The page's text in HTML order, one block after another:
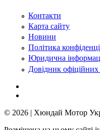
Контакти
Карта сайту
Новини
Політика
Юридична
Довідник
© 2026 | Хюндай Мотор